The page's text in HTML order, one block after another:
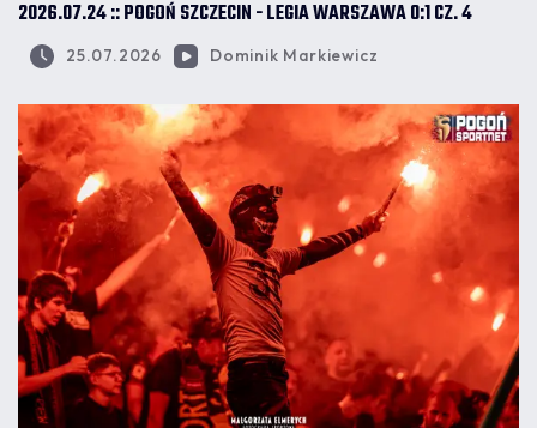
2026.07.24 :: POGOŃ SZCZECIN - LEGIA WARSZAWA 0:1 CZ. 4
25.07.2026 Dominik Markiewicz